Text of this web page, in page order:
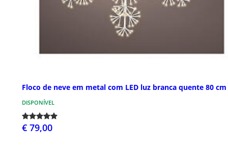
Floco de neve em metal com LED luz branca quente 80 cm
DISPONÍVEL
€ 79,00